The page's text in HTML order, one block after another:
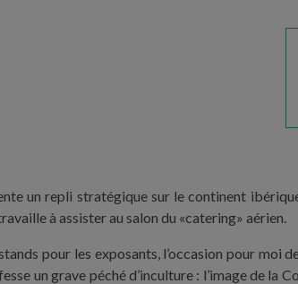
un repli stratégique sur le continent
à assister au salon du «catering» aérien.
pour les exposants, l’occasion pour moi
un grave péché d’inculture : l’image de